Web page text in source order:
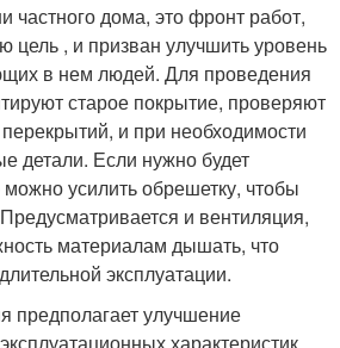
частного дома, это фронт работ,
цель , и призван улучшить уровень
в нем людей. Для проведения
старое покрытие, проверяют
и при необходимости
детали. Если нужно будет
можно усилить обрешетку, чтобы
и вентиляция,
материалам дышать, что
эксплуатации.
предполагает улучшение